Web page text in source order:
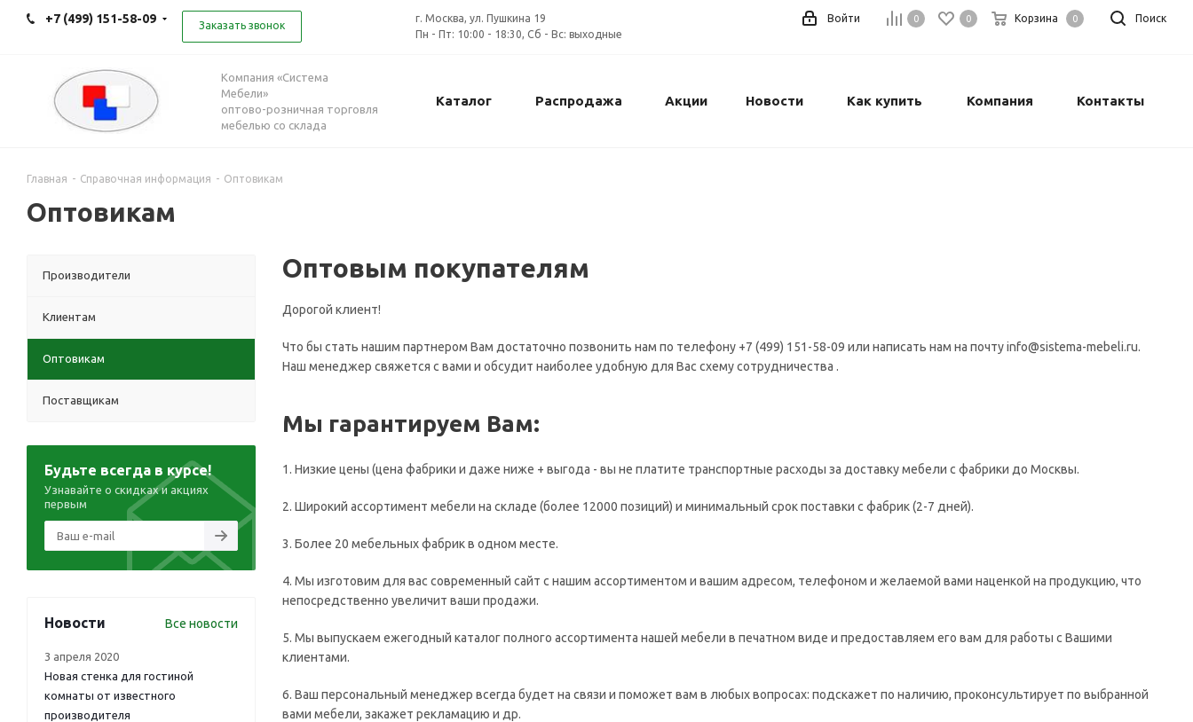
+7 (499) 151-58-09 Заказать звонок
г. Москва, ул. Пушкина 19
Пн - Пт: 10:00 - 18:30, Сб - Вс: выходные
Поиск
0 0 Корзина 0
Войти
Компания «Система
Мебели»
оптово-розничная торговля
мебелью со склада
Каталог Распродажа Акции Новости Как купить Компания Контакты
Главная - Справочная информация - Оптовикам
Оптовикам
Оптовым покупателям
Дорогой клиент!
Что бы стать нашим партнером Вам достаточно позвонить нам по телефону +7 (499) 151-58-09 или написать нам на почту info@sistema-mebeli.ru.
Наш менеджер свяжется с вами и обсудит наиболее удобную для Вас схему сотрудничества .
Мы гарантируем Вам:
1. Низкие цены (цена фабрики и даже ниже + выгода - вы не платите транспортные расходы за доставку мебели с фабрики до Москвы.
2. Широкий ассортимент мебели на складе (более 12000 позиций) и минимальный срок поставки с фабрик (2-7 дней).
​​​​​​​3. Более 20 мебельных фабрик в одном месте.
4. Мы изготовим для вас современный сайт с нашим ассортиментом и вашим адресом, телефоном и желаемой вами наценкой на продукцию, что
непосредственно увеличит ваши продажи.​​​​​​​
5. Мы выпускаем ежегодный каталог полного ассортимента нашей мебели в печатном виде и предоставляем его вам для работы с Вашими
клиентами.
6. Ваш персональный менеджер всегда будет на связи и поможет вам в любых вопросах: подскажет по наличию, проконсультирует по выбранной
вами мебели, закажет рекламацию и др.
Производители
Клиентам
Оптовикам
Поставщикам
Будьте всегда в курсе!
Узнавайте о скидках и акциях
первым
Новости Все новости
3 апреля 2020
Новая стенка для гостиной
комнаты от известного
производителя